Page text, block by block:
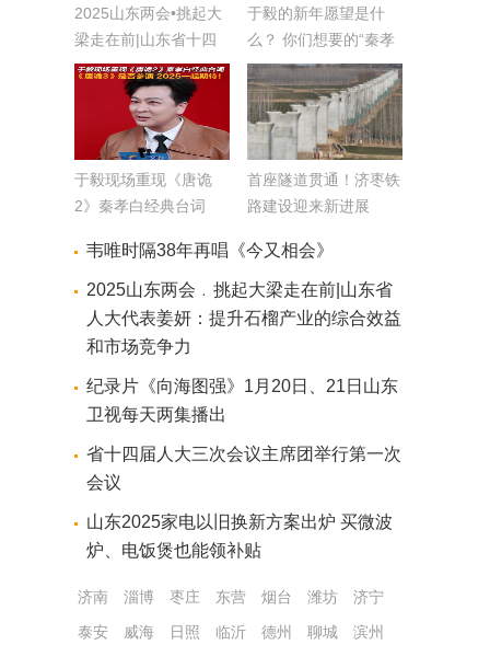
2025山东两会•挑起大
梁走在前|山东省十四
届人大三次会议将于1
月20日开幕 会期5天
于毅的新年愿望是什
么？ 你们想要的“秦孝
白”祝福来啦
于毅现场重现《唐诡
2》秦孝白经典台词
2025一起期待
首座隧道贯通！济枣铁
路建设迎来新进展
韦唯时隔38年再唱《今又相会》
​2025山东两会﹒挑起大梁走在前|山东省
人大代表姜妍：提升石榴产业的综合效益
和市场竞争力
纪录片《向海图强》1月20日、21日山东
卫视每天两集播出
省十四届人大三次会议主席团举行第一次
会议
山东2025家电以旧换新方案出炉 买微波
炉、电饭煲也能领补贴
济南 淄博 枣庄 东营 烟台 潍坊
济宁
泰安
威海 日照 临沂 德州 聊城
滨州